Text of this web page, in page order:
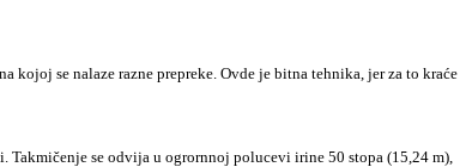
se nalaze razne prepreke. Ovde je bitna tehnika, jer za to kraće
se odvija u ogrornnoj polucevi irine 50 stopa (15,24 m),